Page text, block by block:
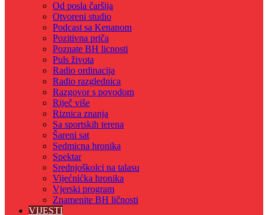
Od posla čaršija
Otvoreni studio
Podcast sa Kenanom
Pozitivna priča
Poznate BH licnosti
Puls života
Radio ordinacija
Radio razglednica
Razgovor s povodom
Riječ više
Riznica znanja
Sa sportskih terena
Šareni sat
Sedmicna hronika
Spektar
Srednjoškolci na talasu
Vijećnićka hronika
Vjerski program
Znamenite BH ličnosti
VIJESTI